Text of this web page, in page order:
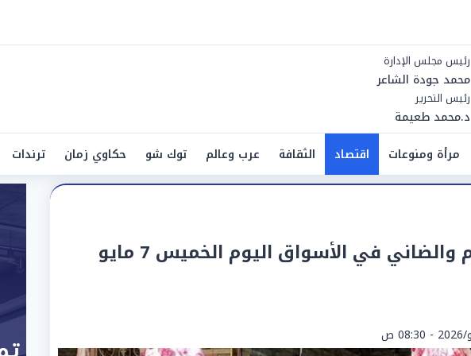
رئيس مجلس الإدارة
محمد جودة الشاعر
رئيس التحرير
د.محمد طعيمة
مرأة ومنوعات اقتصاد الثقافة عرب وعالم توك شو حكاوي زمان ترندات
أسعار اللحوم والضاني في الأسواق اليوم الخميس 7 مايو